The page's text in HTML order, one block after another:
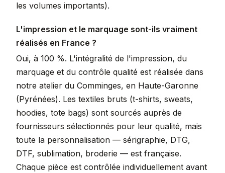
les volumes importants).
L'impression et le marquage sont-ils vraiment
réalisés en France ?
Oui, à 100 %. L'intégralité de l'impression, du
marquage et du contrôle qualité est réalisée dans
notre atelier du Comminges, en Haute-Garonne
(Pyrénées). Les textiles bruts (t-shirts, sweats,
hoodies, tote bags) sont sourcés auprès de
fournisseurs sélectionnés pour leur qualité, mais
toute la personnalisation — sérigraphie, DTG,
DTF, sublimation, broderie — est française.
Chaque pièce est contrôlée individuellement avant